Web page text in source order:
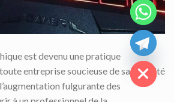
est devenu une pratique
entreprise soucieuse de sa sécurité
fulgurante des
HIDE
CHATY